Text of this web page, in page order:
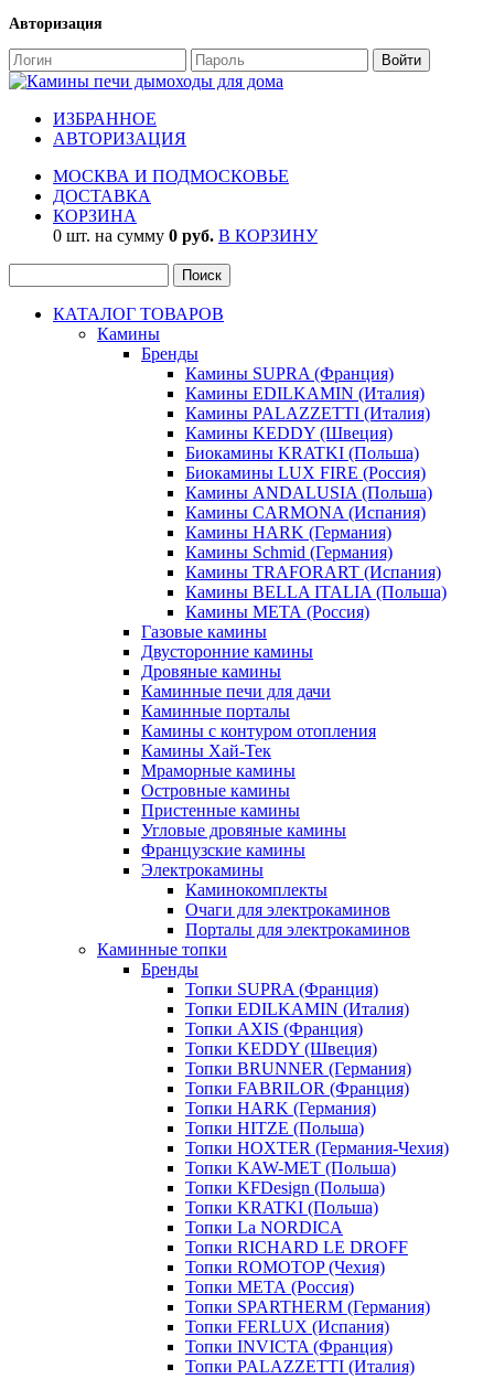
Авторизация
ИЗБРАННОЕ
АВТОРИЗАЦИЯ
МОСКВА И ПОДМОСКОВЬЕ
ДОСТАВКА
КОРЗИНА
0 шт. на сумму 0 руб. В КОРЗИНУ
КАТАЛОГ ТОВАРОВ
Камины
Бренды
Камины SUPRA (Франция)
Камины EDILKAMIN (Италия)
Камины PALAZZETTI (Италия)
Камины KEDDY (Швеция)
Биокамины KRATKI (Польша)
Биокамины LUX FIRE (Россия)
Камины ANDALUSIA (Польша)
Камины CARMONA (Испания)
Камины HARK (Германия)
Камины Schmid (Германия)
Камины TRAFORART (Испания)
Камины BELLA ITALIA (Польша)
Камины МЕТА (Россия)
Газовые камины
Двусторонние камины
Дровяные камины
Каминные печи для дачи
Каминные порталы
Камины с контуром отопления
Камины Хай-Тек
Мраморные камины
Островные камины
Пристенные камины
Угловые дровяные камины
Французские камины
Электрокамины
Каминокомплекты
Очаги для электрокаминов
Порталы для электрокаминов
Каминные топки
Бренды
Топки SUPRA (Франция)
Топки EDILKAMIN (Италия)
Топки AXIS (Франция)
Топки KEDDY (Швеция)
Топки BRUNNER (Германия)
Топки FABRILOR (Франция)
Топки HARK (Германия)
Топки HITZE (Польша)
Топки HOXTER (Германия-Чехия)
Топки KAW-MET (Польша)
Топки KFDesign (Польша)
Топки KRATKI (Польша)
Топки La NORDICA
Топки RICHARD LE DROFF
Топки ROMOTOP (Чехия)
Топки МЕТА (Россия)
Топки SPARTHERM (Германия)
Топки FERLUX (Испания)
Топки INVICTA (Франция)
Топки PALAZZETTI (Италия)